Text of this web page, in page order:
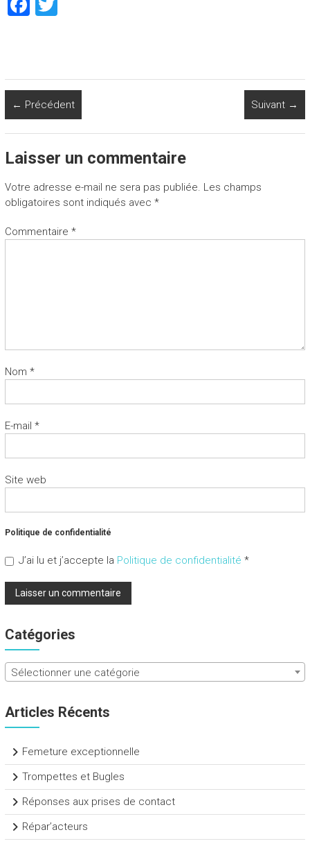
o
ok
← Précédent Suivant →
Laisser un commentaire
Votre adresse e-mail ne sera pas publiée. Les champs
obligatoires sont indiqués avec *
Commentaire *
Nom *
E-mail *
Site web
Politique de confidentialité
J’ai lu et j’accepte la Politique de confidentialité *
Catégories
Sélectionner une catégorie
Articles Récents
Femeture exceptionnelle
Trompettes et Bugles
Réponses aux prises de contact
Répar’acteurs